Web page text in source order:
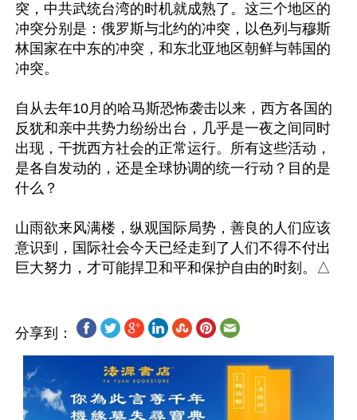
突，中共武统台湾的时机就成熟了。这三个地区的
冲突分别是：俄罗斯与北约的冲突，以色列与穆斯
林国家在中东的冲突，和东北亚地区朝鲜与韩国的
冲突。
自从去年10月的哈马斯恐怖袭击以来，西方各国的
反犹和亲中共势力纷纷出台，几乎是一夜之间同时
出现，干扰西方社会的正常运行。所有这些活动，
是各自发动的，还是全球协调的统一行动？目的是
什么？
山雨欲来风满楼，纵观国际局势，善良的人们应该
意识到，国际社会今天已经走到了人们不得不付出
分享到：